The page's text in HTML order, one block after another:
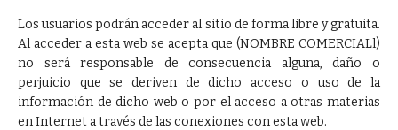
Los usuarios podrán acceder al sitio de forma libre y gratuita.
Al acceder a esta web se acepta que (NOMBRE COMERCIALl)
no será responsable de consecuencia alguna, daño o
perjuicio que se deriven de dicho acceso o uso de la
información de dicho web o por el acceso a otras materias
en Internet a través de las conexiones con esta web.